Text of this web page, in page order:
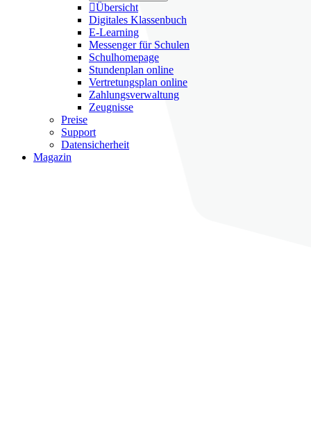
Übersicht
Digitales Klassenbuch
E-Learning
Messenger für Schulen
Schulhomepage
Stundenplan online
Vertretungsplan online
Zahlungsverwaltung
Zeugnisse
Preise
Support
Datensicherheit
Magazin